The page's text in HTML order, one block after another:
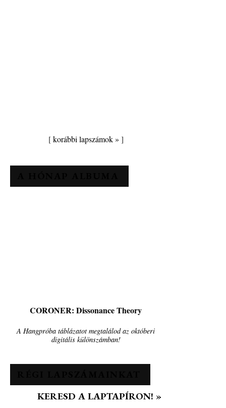
[korábbi lapszámok » ]
CORONER: Dissonance Theory
A Hangpróba táblázatot megtalálod az októberi
digitális különszámban!
KERESD A LAPTAPÍRON! »